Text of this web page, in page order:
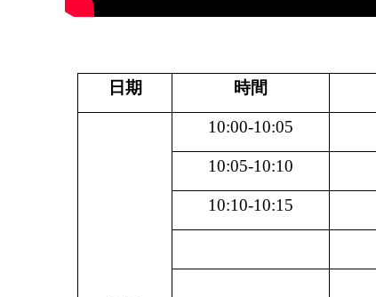
日期 時間
10:00-10:05
10:05-10:10
10:10-10:15